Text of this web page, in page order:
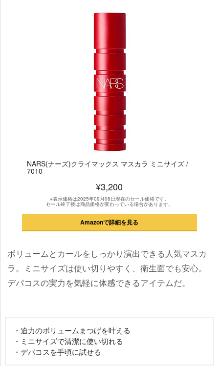
NARS(ナーズ)クライマックス マスカラ ミニサイズ /
7010
¥3,200
※表示価格は2025年09月08日現在のセール価格です。
セール終了後は商品価格が変わっている場合があります。
Amazonで詳細を見る
ボリュームとカールをしっかり演出できる人気マスカ
ラ。ミニサイズは使い切りやすく、衛生面でも安心。
デパコスの実力を気軽に体感できるアイテムだ。
・迫力のボリュームまつげを叶える
・ミニサイズで清潔に使い切れる
・デパコスを手頃に試せる